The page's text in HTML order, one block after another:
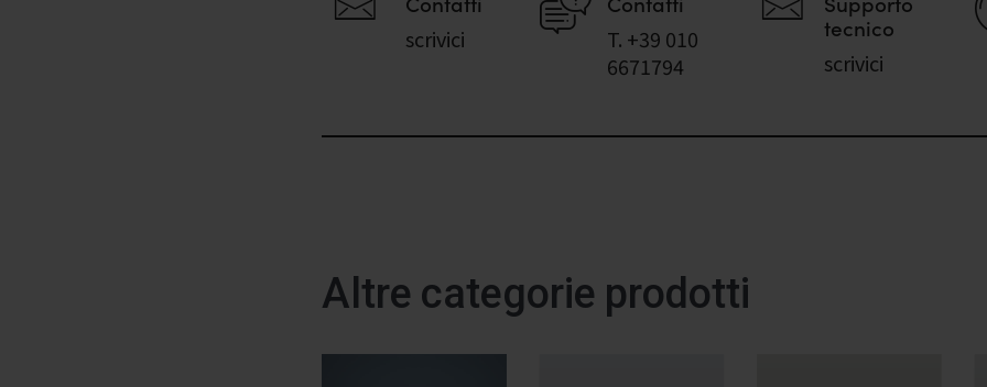
scrivici
T. +39 010
6671794
tecnico
scrivici
Altre categorie prodotti